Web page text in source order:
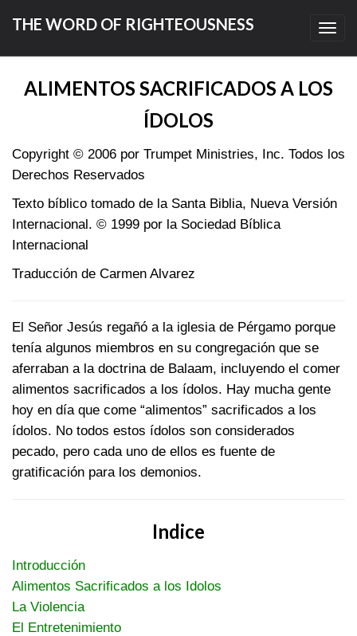
THE WORD OF RIGHTEOUSNESS
ALIMENTOS SACRIFICADOS A LOS
ÍDOLOS
Copyright © 2006 por Trumpet Ministries, Inc. Todos los
Derechos Reservados
Texto bíblico tomado de la Santa Biblia, Nueva Versión
Internacional. © 1999 por la Sociedad Bíblica
Internacional
Traducción de Carmen Alvarez
El Señor Jesús regañó a la iglesia de Pérgamo porque
tenía algunos miembros en su congregación que se
aferraban a la doctrina de Balaam, incluyendo el comer
alimentos sacrificados a los ídolos. Hay mucha gente
hoy en día que come “alimentos” sacrificados a los
ídolos. No todos estos ídolos son considerados
pecado, pero cada uno de ellos es fuente de
gratificación para los demonios.
Indice
Introducción
Alimentos Sacrificados a los Idolos
La Violencia
El Entretenimiento